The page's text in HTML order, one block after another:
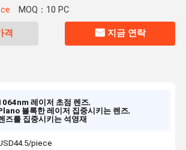
MOQ：10 PC
격 지금 연락
레이저 초점 렌즈,
볼록한 레이저 집중시키는 렌즈,
즈를 집중시키는 석영재
piece